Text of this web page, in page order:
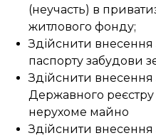
(неучасть) в
житлового фонду;
Здійснити внесення
паспорту забудови
Здійснити внесення
Державного
нерухоме майно
Здійснити внесення